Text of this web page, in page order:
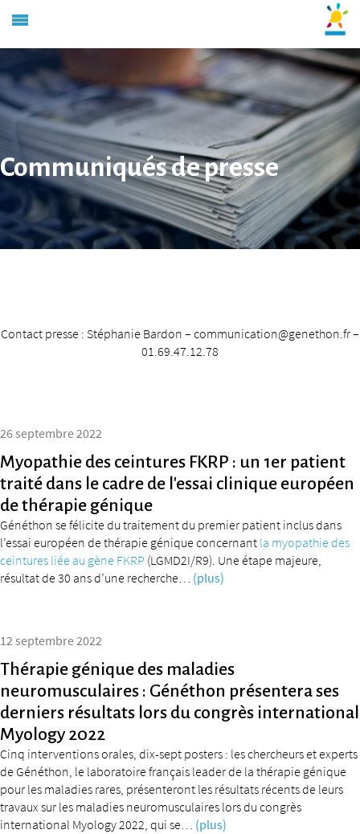
Communiqués de presse
Contact presse : Stéphanie Bardon – communication@genethon.fr –
01.69.47.12.78
26 septembre 2022
Myopathie des ceintures FKRP : un 1er patient
traité dans le cadre de l’essai clinique européen
de thérapie génique
Généthon se félicite du traitement du premier patient inclus dans
l’essai européen de thérapie génique concernant la myopathie des
ceintures liée au gène FKRP (LGMD2I/R9). Une étape majeure,
résultat de 30 ans d’une recherche… (plus)
12 septembre 2022
Thérapie génique des maladies
neuromusculaires : Généthon présentera ses
derniers résultats lors du congrès international
Myology 2022
Cinq interventions orales, dix-sept posters : les chercheurs et experts
de Généthon, le laboratoire français leader de la thérapie génique
pour les maladies rares, présenteront les résultats récents de leurs
travaux sur les maladies neuromusculaires lors du congrès
international Myology 2022, qui se… (plus)